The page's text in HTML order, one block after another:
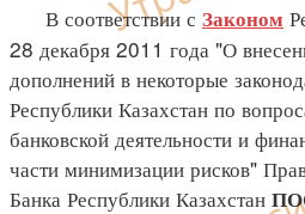
В соответствии с Законом
28 декабря 2011 года "О
дополнений в некоторые
Республики Казахстан по
банковской деятельности и
части минимизации рисков"
Банка Республики Казахстан